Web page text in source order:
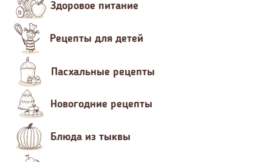
Здоровое питание
Рецепты для детей
Пасхальные рецепты
Новогодние рецепты
Блюда из тыквы